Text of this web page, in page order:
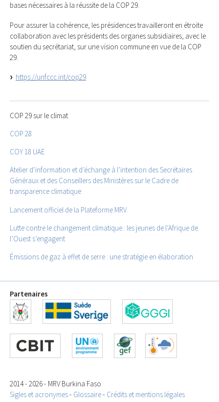
bases nécessaires à la réussite de la COP 29.
Pour assurer la cohérence, les présidences travailleront en étroite
collaboration avec les présidents des organes subsidiaires, avec le
soutien du secrétariat, sur une vision commune en vue de la COP
29.
https://unfccc.int/cop29
COP 29 sur le climat
COP 28
COY 18 UAE
Atelier d’information et d’échange à l’intention des Secrétaires
Généraux et des Conseillers des Ministères sur le Cadre de
transparence climatique
Lancement officiel de la Plateforme MRV
Lutte contre le changement climatique : les jeunes de l’Afrique de
l’Ouest s’engagent
Émissions de gaz à effet de serre : une stratégie en élaboration
Partenaires
2014 - 2026 - MRV Burkina Faso
Sigles et acronymes- Glossaire- Crédits et mentions légales